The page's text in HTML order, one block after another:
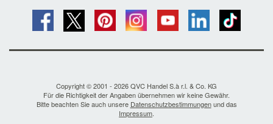
Copyright © 2001 - 2026 QVC Handel S.à r.l. & Co. KG
Für die Richtigkeit der Angaben übernehmen wir keine Gewähr.
Bitte beachten Sie auch unsere Datenschutzbestimmungenund das
Impressum.